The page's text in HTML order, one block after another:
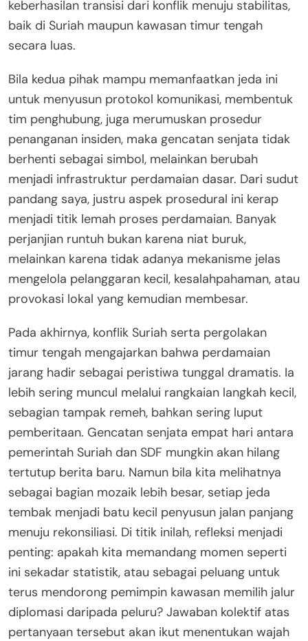
keberhasilan transisi dari konflik menuju stabilitas,
baik di Suriah maupun kawasan timur tengah
secara luas.
Bila kedua pihak mampu memanfaatkan jeda ini
untuk menyusun protokol komunikasi, membentuk
tim penghubung, juga merumuskan prosedur
penanganan insiden, maka gencatan senjata tidak
berhenti sebagai simbol, melainkan berubah
menjadi infrastruktur perdamaian dasar. Dari sudut
pandang saya, justru aspek prosedural ini kerap
menjadi titik lemah proses perdamaian. Banyak
perjanjian runtuh bukan karena niat buruk,
melainkan karena tidak adanya mekanisme jelas
mengelola pelanggaran kecil, kesalahpahaman, atau
provokasi lokal yang kemudian membesar.
Pada akhirnya, konflik Suriah serta pergolakan
timur tengah mengajarkan bahwa perdamaian
jarang hadir sebagai peristiwa tunggal dramatis. Ia
lebih sering muncul melalui rangkaian langkah kecil,
sebagian tampak remeh, bahkan sering luput
pemberitaan. Gencatan senjata empat hari antara
pemerintah Suriah dan SDF mungkin akan hilang
tertutup berita baru. Namun bila kita melihatnya
sebagai bagian mozaik lebih besar, setiap jeda
tembak menjadi batu kecil penyusun jalan panjang
menuju rekonsiliasi. Di titik inilah, refleksi menjadi
penting: apakah kita memandang momen seperti
ini sekadar statistik, atau sebagai peluang untuk
terus mendorong pemimpin kawasan memilih jalur
diplomasi daripada peluru? Jawaban kolektif atas
pertanyaan tersebut akan ikut menentukan wajah